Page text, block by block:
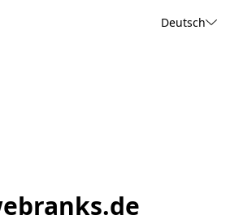
Deutsch